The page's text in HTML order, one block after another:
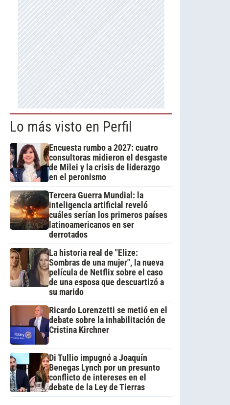
Lo más visto en Perfil
Encuesta rumbo a 2027: cuatro
consultoras midieron el desgaste
de Milei y la crisis de liderazgo
en el peronismo
Tercera Guerra Mundial: la
inteligencia artificial reveló
cuáles serían los primeros países
latinoamericanos en ser
derrotados
La historia real de "Elize:
Sombras de una mujer", la nueva
película de Netflix sobre el caso
de una esposa que descuartizó a
su marido
Ricardo Lorenzetti se metió en el
debate sobre la inhabilitación de
Cristina Kirchner
Di Tullio impugnó a Joaquín
Benegas Lynch por un presunto
conflicto de intereses en el
debate de la Ley de Tierras